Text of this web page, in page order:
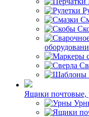
Ящики почтовые,